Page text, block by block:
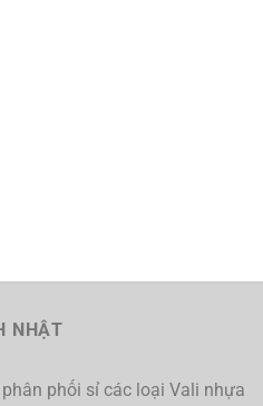
NHẬT
phối sỉ các loại Vali nhựa